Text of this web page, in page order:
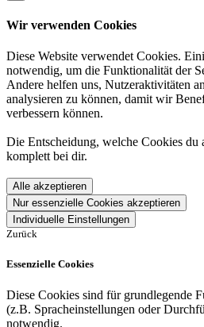
Wir verwenden Cookies
Diese Website verwendet Cookies.
notwendig, um die Funktionalität der
Andere helfen uns, Nutzeraktivitäten
analysieren zu können, damit wir
verbessern können.
Die Entscheidung, welche Cookies du
komplett bei dir.
Alle akzeptieren
Nur essenzielle Cookies akzeptieren
Individuelle Einstellungen
Zurück
Essenzielle Cookies
Diese Cookies sind für grundlegende
(z.B. Spracheinstellungen oder
notwendig.